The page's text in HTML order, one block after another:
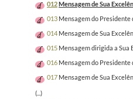
012Mensagem de Sua
013 Mensagem do Presidente
014 Mensagem de Sua
015 Mensagem dirigida a Sua
016 Mensagem do Presidente
017 Mensagem de Sua
(...)